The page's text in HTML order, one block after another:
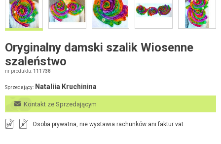
Oryginalny damski szalik Wiosenne
szaleństwo
nr produktu: 111738
Sprzedający: Nataliia Kruchinina
Kontakt ze Sprzedającym
FV R Osoba prywatna, nie wystawia rachunków ani faktur vat